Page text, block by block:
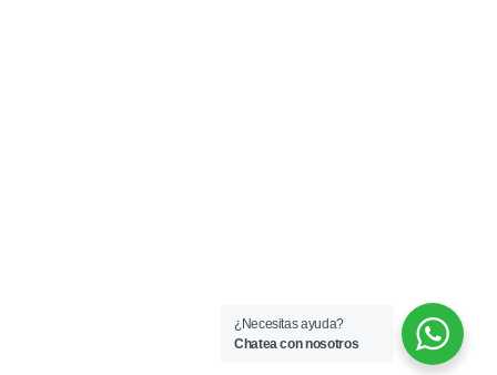
¿Necesitas ayuda?
Chatea con nosotros